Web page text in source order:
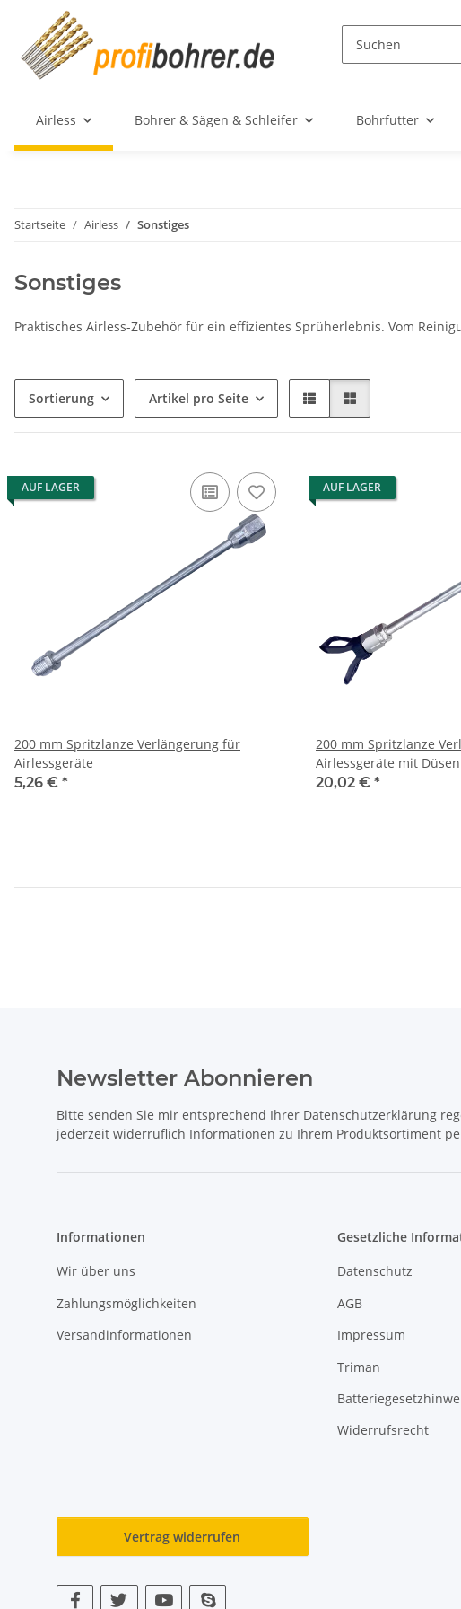
Airless Bohrer & Sägen & Schleifer Bohrfutter
Startseite Airless Sonstiges
Sonstiges
Praktisches Airless-Zubehör für ein effizientes Sprüherlebnis. Vom
Sortierung Artikel pro Seite
AUF LAGER
200 mm Spritzlanze Verlängerung für
Airlessgeräte
5,26 € *
AUF LAGER
200 mm Spritzlanze
Airlessgeräte mit
20,02 € *
Newsletter Abonnieren
Bitte senden Sie mir entsprechend Ihrer Datenschutzerklärung
jederzeit widerruflich Informationen zu Ihrem Produktsortiment
Informationen
Wir über uns
Zahlungsmöglichkeiten
Versandinformationen
Gesetzliche
Datenschutz
AGB
Impressum
Triman
Widerrufsrecht
Vertrag widerrufen